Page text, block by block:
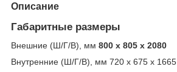
Описание
Габаритные размеры
Внешние (Ш/Г/В), мм 800 x 805 x 2080
Внутренние (Ш/Г/В), мм 720 x 675 x 1665